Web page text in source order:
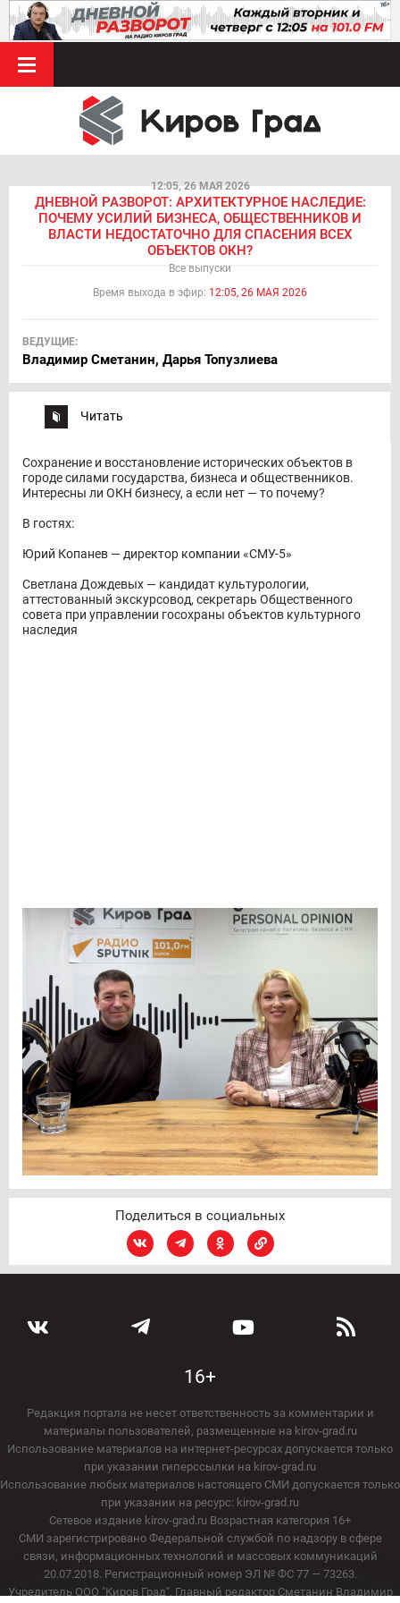
12:05, 26 МАЯ 2026
ДНЕВНОЙ РАЗВОРОТ: АРХИТЕКТУРНОЕ НАСЛЕДИЕ:
ПОЧЕМУ УСИЛИЙ БИЗНЕСА, ОБЩЕСТВЕННИКОВ И
ВЛАСТИ НЕДОСТАТОЧНО ДЛЯ СПАСЕНИЯ ВСЕХ
ОБЪЕКТОВ ОКН?
Все выпуски
Время выхода в эфир: 12:05, 26 МАЯ 2026
ВЕДУЩИЕ:
Владимир Сметанин, Дарья Топузлиева
Читать
Сохранение и восстановление исторических объектов в
городе силами государства, бизнеса и общественников.
Интересны ли ОКН бизнесу, а если нет — то почему?
В гостях:
Юрий Копанев — директор компании «СМУ-5»
Светлана Дождевых — кандидат культурологии,
аттестованный экскурсовод, секретарь Общественного
совета при управлении госохраны объектов культурного
наследия
Поделиться в социальных
16+
Редакция портала не несет ответственность за комментарии и
материалы пользователей, размещенные на kirov-grad.ru
Использование материалов на интернет-ресурсах допускается только
при указании гиперссылки на kirov-grad.ru
Использование любых материалов настоящего СМИ допускается только
при указании на ресурс: kirov-grad.ru
Сетевое издание kirov-grad.ru Возрастная категория 16+
СМИ зарегистрировано Федеральной службой по надзору в сфере
связи, информационных технологий и массовых коммуникаций
20.07.2018. Регистрационный номер ЭЛ № ФС 77 — 73263.
Учредитель ООО "Киров Град". Главный редактор Сметанин Владимир